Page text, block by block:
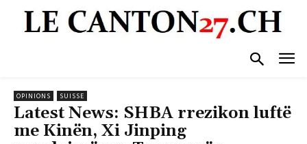
OPINIONS SUISSE
Latest News: SHBA rrezikon luftë
me Kinën, Xi Jinping